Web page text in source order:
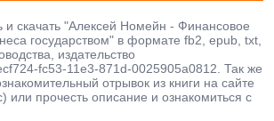
и скачать "Алексей Номейн - Финансовое
государством" в формате fb2, epub, txt,
издательство
fc53-11e3-871d-0025905a0812. Так же
отрывок из книги на сайте
или прочесть описание и ознакомиться с